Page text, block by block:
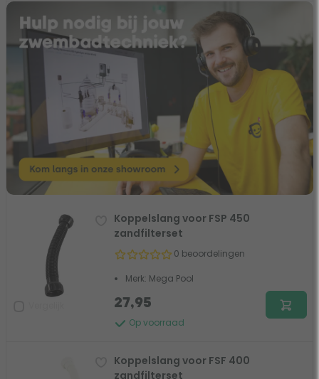
Koppelslang voor FSP 450
zandfilterset
0 beoordelingen
Merk: Mega Pool
Op voorraad
27,95
Koppelslang voor FSF 400
zandfilterset